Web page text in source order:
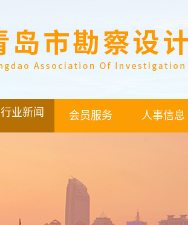
行业新闻 会员服务 人事信息